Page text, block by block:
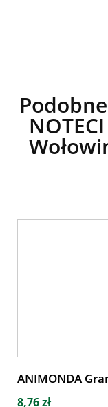
ANIMONDA
8,76 zł